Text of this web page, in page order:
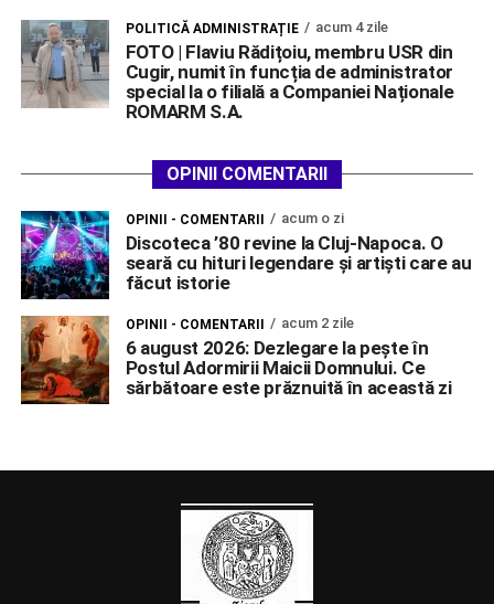
POLITICĂ ADMINISTRAȚIE acum 4 zile
FOTO | Flaviu Rădițoiu, membru USR din
Cugir, numit în funcția de administrator
special la o filială a Companiei Naționale
ROMARM S.A.
OPINII COMENTARII
OPINII - COMENTARII acum o zi
Discoteca ’80 revine la Cluj-Napoca. O
seară cu hituri legendare și artiști care au
făcut istorie
OPINII - COMENTARII acum 2 zile
6 august 2026: Dezlegare la pește în
Postul Adormirii Maicii Domnului. Ce
sărbătoare este prăznuită în această zi